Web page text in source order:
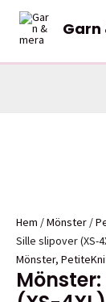
Hoppa
innehåll
Garn
Hem /Mönster /
Sille slipover (XS-
Mönster,
Sale!
Sale!
Sale!
Sale!